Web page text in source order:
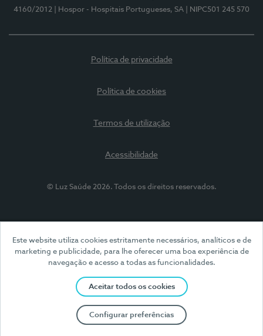
Este website utiliza cookies estritamente necessários, analíticos e de
marketing e publicidade, para lhe oferecer uma boa experiência de
navegação e acesso a todas as funcionalidades.
Aceitar todos os cookies
Configurar preferências
4160/2012
| Hospor - Hospitais Portugueses, SA | NIPC501 245 570
Política de privacidade
Política de cookies
Termos de utilização
Acessibilidade
© Luz Saúde 2026. Todos os direitos reservados.